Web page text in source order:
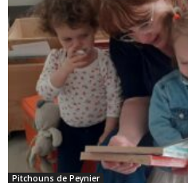
Pitchouns de Peynier